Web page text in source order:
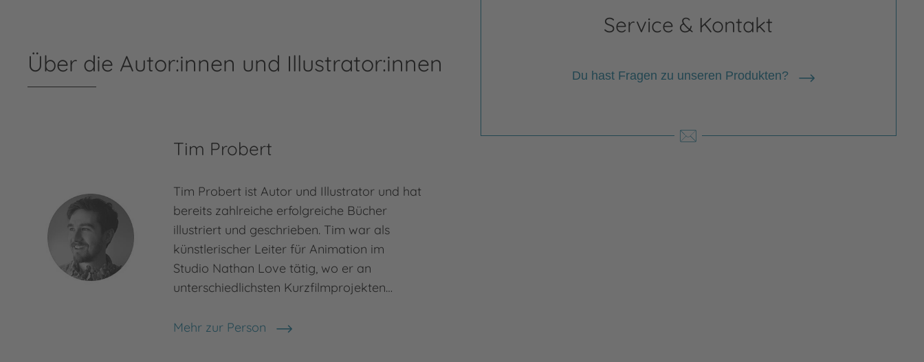
Service & Kontakt
Du hast Fragen zu unseren Produkten?
Über die Autor:innen und Illustrator:innen
Tim Probert
Tim Probert ist Autor und Illustrator und hat
bereits zahlreiche erfolgreiche Bücher
illustriert und geschrieben. Tim war als
künstlerischer Leiter für Animation im
Studio Nathan Love tätig, wo er an
unterschiedlichsten Kurzfilmprojekten…
Mehr zur Person
Tim Probert